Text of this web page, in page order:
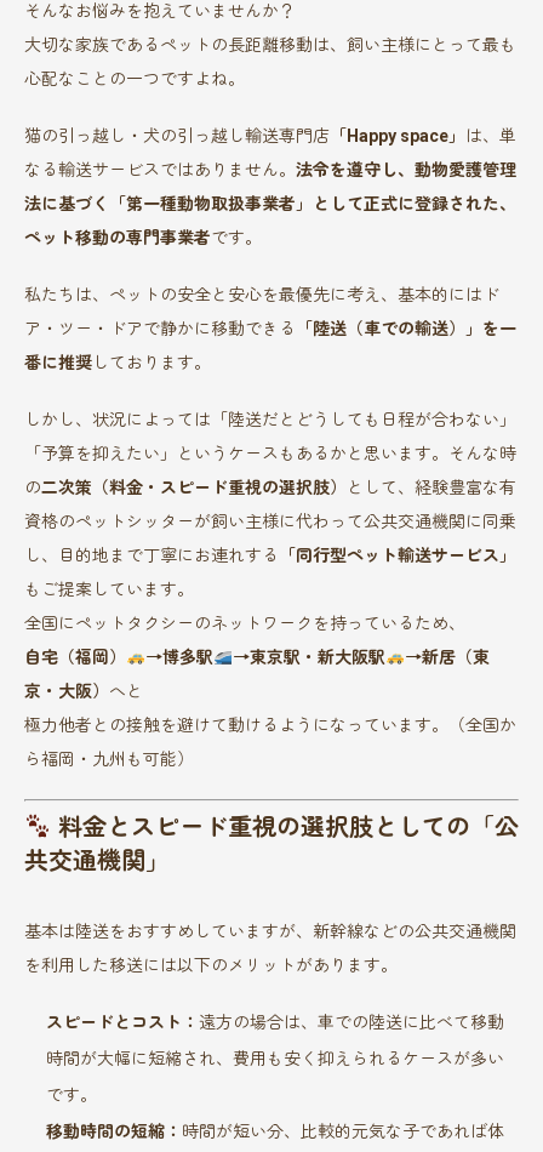
そんなお悩みを抱えていませんか？
大切な家族であるペットの長距離移動は、飼い主様にとって最も
心配なことの一つですよね。
猫の引っ越し・犬の引っ越し輸送専門店 「Happy space」
は、単
なる輸送サービスではありません。 法令を遵守し、動物愛護管理
法に基づく「第一種動物取扱事業者」として正式に登録された、
ペット移動の専門事業者です。
私たちは、ペットの安全と安心を最優先に考え、基本的にはド
ア・ツー・ドアで静かに移動できる
「陸送（車での輸送）」を一
番に推奨 しております。
しかし、状況によっては「陸送だとどうしても日程が合わない」
「予算を抑えたい」というケースもあるかと思います。そんな時
の二次策（料金・スピード重視の選択肢）
として、経験豊富な有
資格のペットシッターが飼い主様に代わって公共交通機関に同乗
し、目的地まで丁寧にお連れする
「同行型ペット輸送サービス」
もご提案しています。
全国にペットタクシーのネットワークを持っているため、
自宅（福岡）
→博多駅 →東京駅・新大阪駅
→新居（東
京・大阪） へと
極力他者との接触を避けて動けるようになっています。（全国か
ら福岡・九州も可能）
料金とスピード重視の選択肢としての「公
共交通機関」
基本は陸送をおすすめしていますが、新幹線などの公共交通機関
を利用した移送には以下のメリットがあります。
スピードとコスト：遠方の場合は、車での陸送に比べて移動
時間が大幅に短縮され、費用も安く抑えられるケースが多い
です。
移動時間の短縮： 時間が短い分、比較的元気な子であれば体